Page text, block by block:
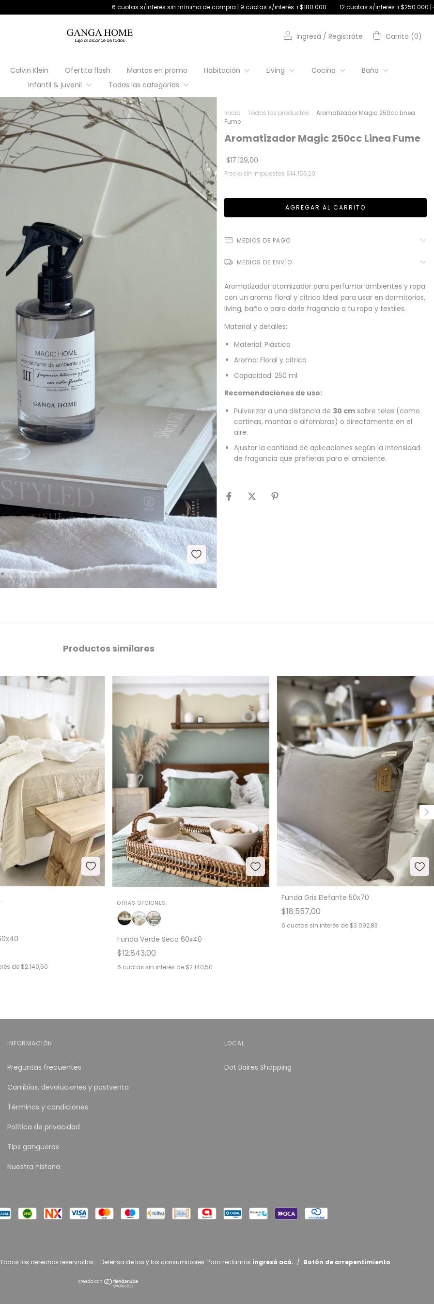
6 cuotas s/interés sin mínimo de compra | 9 cuotas s/interés +$180.000 12 cuotas s/interés +$250.000 | 4 cuotas s/interés con
Ingresá / Registráte Carrito (0)
Calvin Klein Ofertita flash Mantas en promo Habitación Living Cocina
Baño
Infantil & juvenil
Todas las categorías
Inicio . Todos los productos . Aromatizador Magic 250cc Linea
Fume
Aromatizador Magic 250cc Linea Fume
$17.129,00
Precio sin impuestos $14.156,20
MEDIOS DE PAGO
MEDIOS DE ENVÍO
Aromatizador atomizador para perfumar ambientes y ropa
con un aroma floral y citrico Ideal para usar en dormitorios,
living, baño o para darle fragancia a tu ropa y textiles.
Material y detalles:
Material: Plástico
Aroma: Floral y citrico
Capacidad: 250 ml
Recomendaciones de uso:
Pulverizar a una distancia de 30 cm sobre telas (como
cortinas, mantas o alfombras) o directamente en el
aire.
Ajustar la cantidad de aplicaciones según la intensidad
de fragancia que prefieras para el ambiente.
Productos similares
de $2.140,50
OTRAS OPCIONES:
Funda Verde Seco 60x40
$12.843,00
6 cuotas sin interés de $2.140,50
Funda Gris Elefante 50x70
$18.557,00
6 cuotas sin interés de $3.092,83
INFORMACIÓN
Preguntas frecuentes
Cambios, devoluciones y postventa
Términos y condiciones
Política de privacidad
Tips gangueros
Nuestra historia
LOCAL
Dot Baires Shopping
los derechos reservados. Defensa de las y los consumidores. Para reclamos ingresá acá. / Botón de arrepentimiento